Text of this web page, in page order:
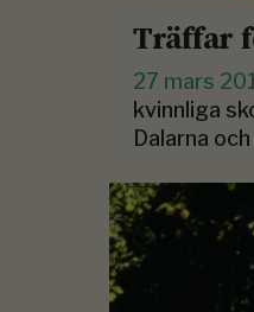
Träffar
27 mars
kvinnliga
Dalarna